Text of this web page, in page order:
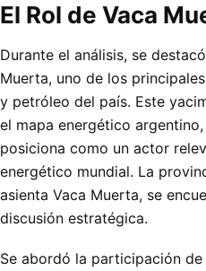
El Rol de Vaca
Durante el análisis, se
Muerta, uno de los
y petróleo del país. Este
el mapa energético
posiciona como un actor
energético mundial. La
asienta Vaca Muerta, se
discusión estratégica.
Se abordó la participación